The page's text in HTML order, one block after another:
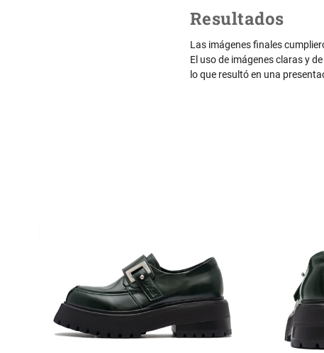
Resultados
Las imágenes finales
El uso de imágenes claras y
lo que resultó en una